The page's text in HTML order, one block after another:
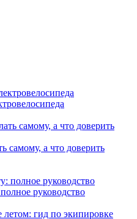
самому, а что доверить
руководство